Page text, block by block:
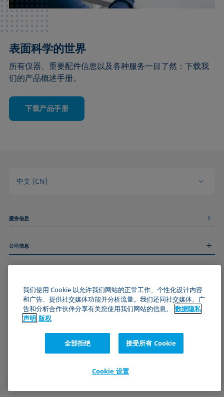
表面科学的世界
所有仪器、重要配件信息以及各种服务一目了然：下载我
们的产品概述手册。
下载产品手册
中文 (CN)
服务信息
技术服务
和我们取得联系
公司信息
关于我们
数据隐私声明
Cookie政策
订阅我们的新闻简报
加入KRÜSS社区
我们使用 Cookie 以允许我们网站的正常工作、个性化设计内容
和广告、提供社交媒体功能并分析流量。我们还同社交媒体、广
告和分析合作伙伴分享有关您使用我们网站的信息。
数据隐私
声明 版权
全部拒绝 接受所有 Cookie
Cookie 设置